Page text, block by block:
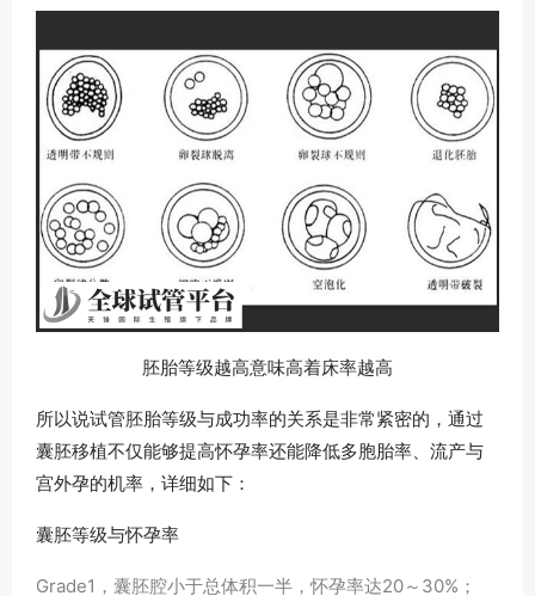
胚胎等级越高意味高着床率越高
所以说试管胚胎等级与成功率的关系是非常紧密的，通过
囊胚移植不仅能够提高怀孕率还能降低多胞胎率、流产与
宫外孕的机率，详细如下：
囊胚等级与怀孕率
Grade1，囊胚腔小于总体积一半，怀孕率达20～30%；